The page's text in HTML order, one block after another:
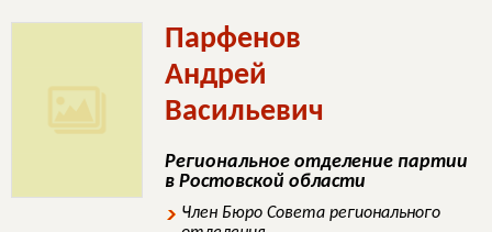
Парфенов
Андрей
Васильевич
Региональное отделение партии
в Ростовской области
Член Бюро Совета регионального